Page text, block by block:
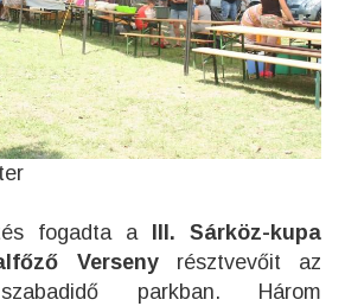
fogadta a
III. Sárköz-kupa
Versenyrésztvevőit az
parkban. Három